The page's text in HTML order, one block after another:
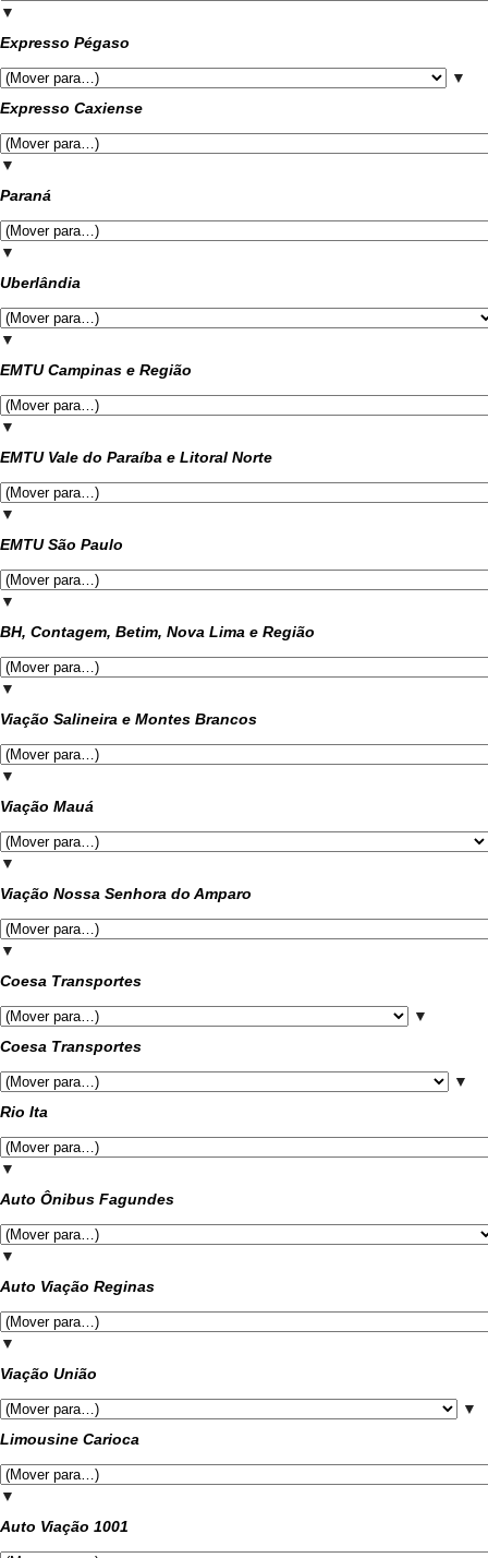
▼
Expresso Pégaso
▼
Expresso Caxiense
▼
Paraná
▼
Uberlândia
▼
EMTU Campinas e Região
▼
EMTU Vale do Paraíba e Litoral Norte
▼
EMTU São Paulo
▼
BH, Contagem, Betim, Nova Lima e Região
▼
Viação Salineira e Montes Brancos
▼
Viação Mauá
▼
Viação Nossa Senhora do Amparo
▼
Coesa Transportes
▼
Coesa Transportes
▼
Rio Ita
▼
Auto Ônibus Fagundes
▼
Auto Viação Reginas
▼
Viação União
▼
Limousine Carioca
▼
Auto Viação 1001